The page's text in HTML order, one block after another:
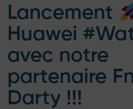
Lancement
Huawei
avec notre
partenaire
Darty !!!
on: